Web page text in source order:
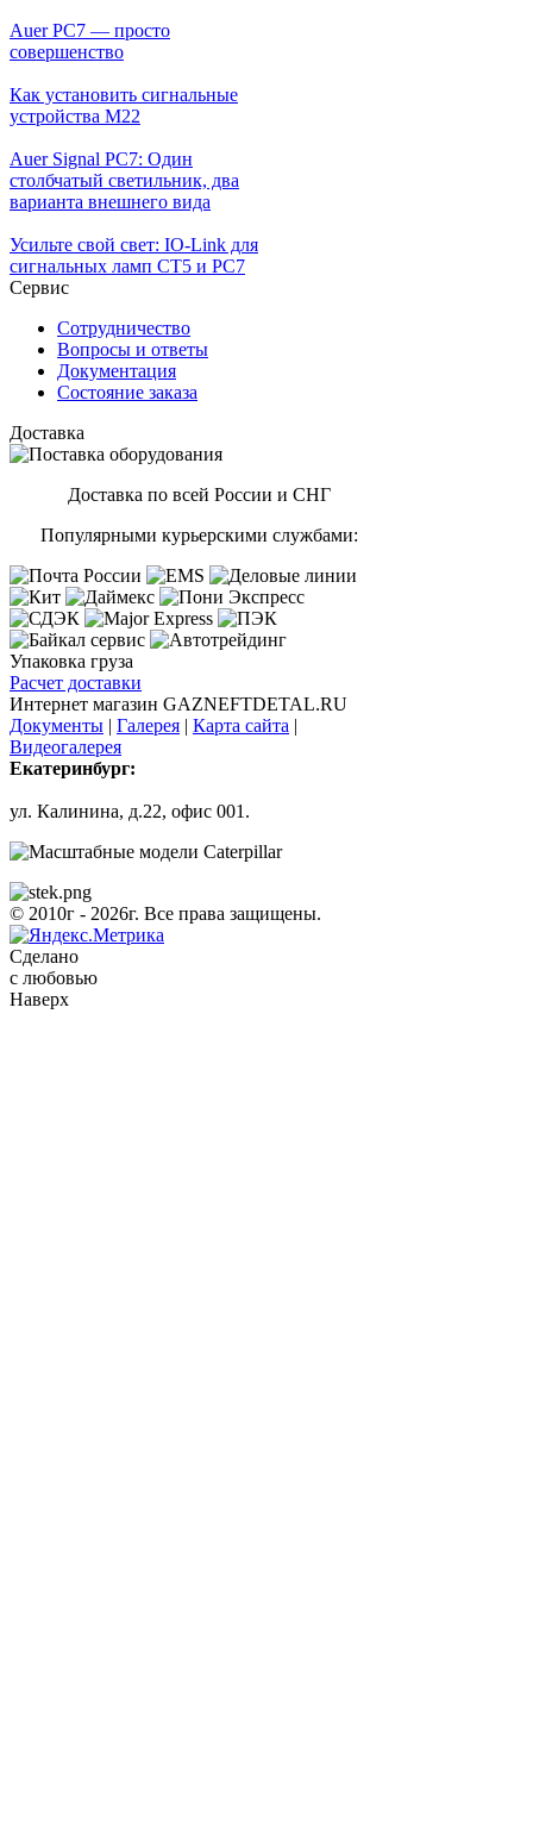
Auer PC7 — просто
совершенство
Как установить сигнальные
устройства М22
Auer Signal PC7: Один
столбчатый светильник, два
варианта внешнего вида
Усильте свой свет: IO-Link для
сигнальных ламп CT5 и PC7
Сервис
Сотрудничество
Вопросы и ответы
Документация
Состояние заказа
Доставка
Доставка по всей России и СНГ
Популярными курьерскими службами:
Упаковка груза
Расчет доставки
Интернет магазин GAZNEFTDETAL.RU
Документы | Галерея | Карта сайта |
Видеогалерея
Екатеринбург:
ул. Калинина, д.22, офис 001.
© 2010г - 2026г. Все права защищены.
Сделано
с любовью
Наверх